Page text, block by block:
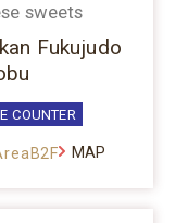
sweets
Fukujudo
COUNTER
MAP